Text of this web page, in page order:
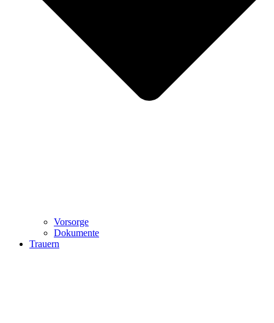
Vorsorge
Dokumente
Trauern